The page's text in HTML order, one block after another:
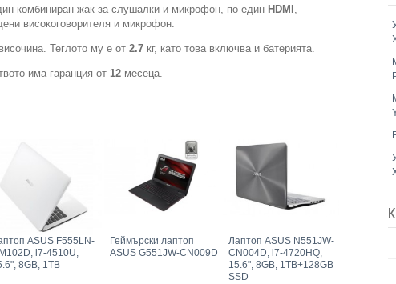
комбиниран жак за слушалки и микрофон, по един HDMI
високоговорителя и микрофон.
Теглото му е от 2.7 кг, като това включва и батерията.
има гаранция от 12 месеца.
ASUS F555LN-
i7-4510U,
8GB, 1TB
Геймърски лаптоп
ASUS G551JW-CN009D
Лаптоп ASUS N551JW-
CN004D, i7-4720HQ,
15.6", 8GB, 1TB+128GB
SSD